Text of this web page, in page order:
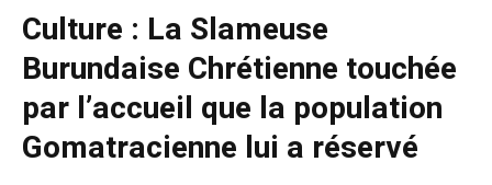
Culture : La Slameuse
Burundaise Chrétienne touchée
par l’accueil que la population
Gomatracienne lui a réservé